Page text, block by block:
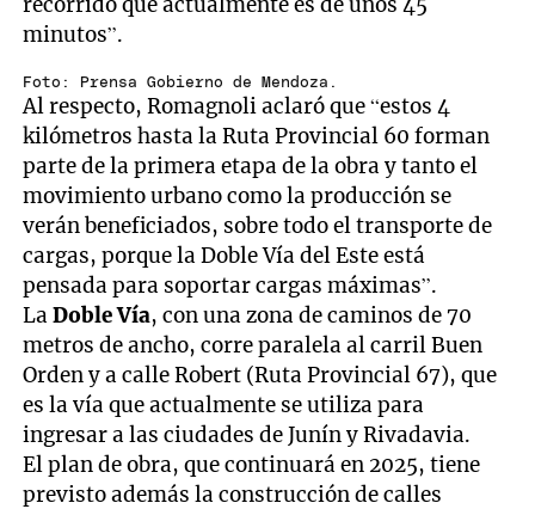
recorrido que actualmente es de unos 45
minutos”.
Foto: Prensa Gobierno de Mendoza.
Al respecto, Romagnoli aclaró que “estos 4
kilómetros hasta la Ruta Provincial 60 forman
parte de la primera etapa de la obra y tanto el
movimiento urbano como la producción se
verán beneficiados, sobre todo el transporte de
cargas, porque la Doble Vía del Este está
pensada para soportar cargas máximas”.
LaDoble Vía, con una zona de caminos de 70
metros de ancho, corre paralela al carril Buen
Orden y a calle Robert (Ruta Provincial 67), que
es la vía que actualmente se utiliza para
ingresar a las ciudades de Junín y Rivadavia.
El plan de obra, que continuará en 2025, tiene
previsto además la construcción de calles